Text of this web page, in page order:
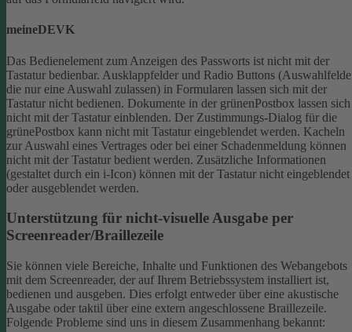
meineDEVK
Das Bedienelement zum Anzeigen des Passworts ist nicht mit der
Tastatur bedienbar. Ausklappfelder und Radio Buttons
die nur eine Auswahl zulassen) in Formularen lassen sich mit der
Tastatur nicht bedienen. Dokumente in der grünenPostbox lassen sich
nicht mit der Tastatur einblenden. Der Zustimmungs-Dialog für die
grünePostbox kann nicht mit Tastatur eingeblendet werden. Kacheln
zur Auswahl eines Vertrages oder bei einer Schadenmeldung können
nicht mit der Tastatur bedient werden. Zusätzliche Informationen
(gestaltet durch ein i-Icon) können mit der Tastatur nicht eingeblendet
oder ausgeblendet werden.
Unterstützung für nicht-visuelle Ausgabe per
Screenreader/Braillezeile
Sie können viele Bereiche, Inhalte und Funktionen des Webangebots
mit dem Screenreader, der auf Ihrem Betriebssystem installiert ist,
bedienen und ausgeben. Dies erfolgt entweder über eine akustische
Ausgabe oder taktil über eine extern angeschlossene Braillezeile.
Folgende Probleme sind uns in diesem Zusammenhang bekannt: